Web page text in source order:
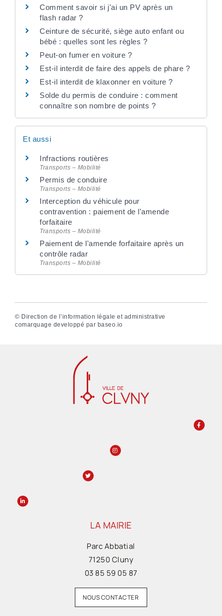
Comment savoir si j'ai un PV après un
flash radar ?
Ceinture de sécurité, siège auto enfant ou
bébé : quelles sont les règles ?
Peut-on fumer en voiture ?
Est-il interdit de faire des appels de phare ?
Est-il interdit de klaxonner en voiture ?
Solde du permis de conduire : comment
connaître son nombre de points ?
Et aussi
Infractions routières
Transports – Mobilité
Permis de conduire
Transports – Mobilité
Interception du véhicule pour
contravention : paiement de l'amende
forfaitaire
Transports – Mobilité
Paiement de l'amende forfaitaire après un
contrôle radar
Transports – Mobilité
© Direction de l’information légale et administrative
comarquage developpé par baseo.io
LA MAIRIE
Parc Abbatial
71250 Cluny
03 85 59 05 87
NOUS CONTACTER